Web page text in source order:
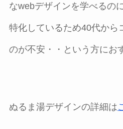
なwebデザインを学べるの
特化しているため40代から
のが不安・・という方にお
ぬるま湯デザインの詳細は